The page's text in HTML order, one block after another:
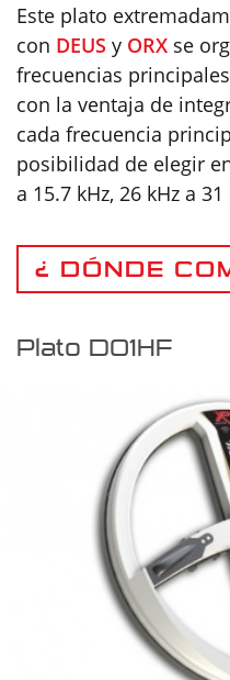
Este plato
con DEUS y ORX se
frecuencias
con la ventaja de
cada frecuencia
posibilidad de elegir
a 15.7 kHz, 26 kHz a
¿ DÓNDE
Plato D01HF